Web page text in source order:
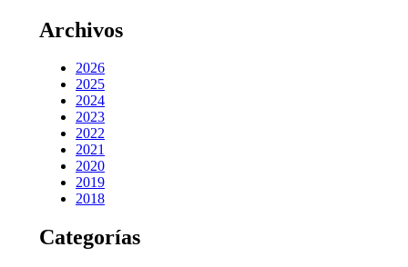
Archivos
2026
2025
2024
2023
2022
2021
2020
2019
2018
Categorías